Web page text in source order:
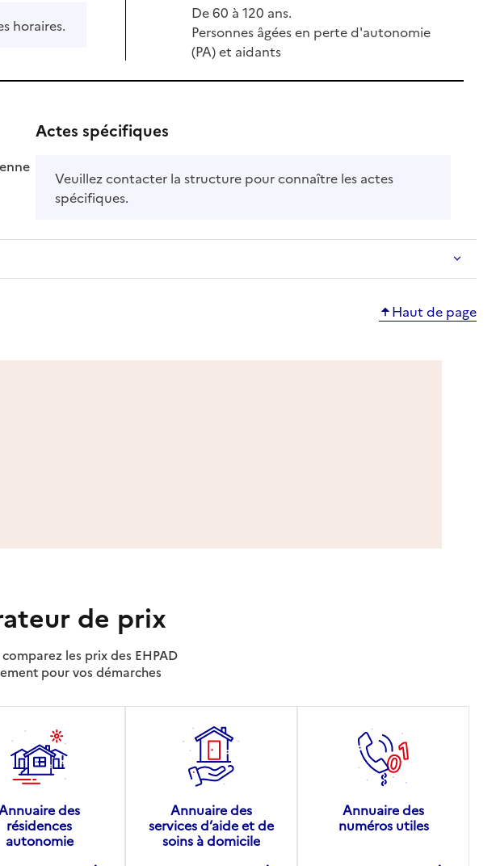
horaires.
De 60 à 120 ans.
Personnes âgées en perte d'autonomie
(PA) et aidants
Actes spécifiques
Veuillez contacter la structure pour connaître les actes
spécifiques.
Haut de page
de prix
les prix des EHPAD
pour vos démarches
des
résidences
autonomie
Annuaire des
services d’aide et de
soins à domicile
Annuaire des
numéros utiles